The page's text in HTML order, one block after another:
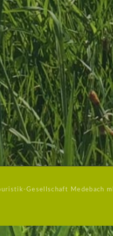
Gesellschaft Medebach